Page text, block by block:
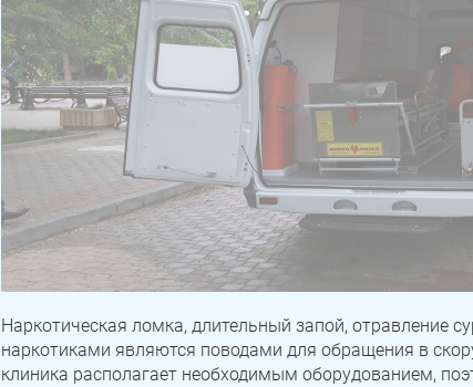
Наркотическая ломка, длительный запой, отравление
наркотиками являются поводами для обращения в
клиника располагает необходимым оборудованием,